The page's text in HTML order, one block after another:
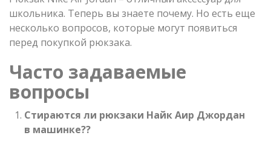
школьника. Теперь вы знаете почему. Но есть еще
несколько вопросов, которые могут появиться
перед покупкой рюкзака.
Часто задаваемые
вопросы
Стираются ли рюкзаки Найк Аир Джордан
в машинке??